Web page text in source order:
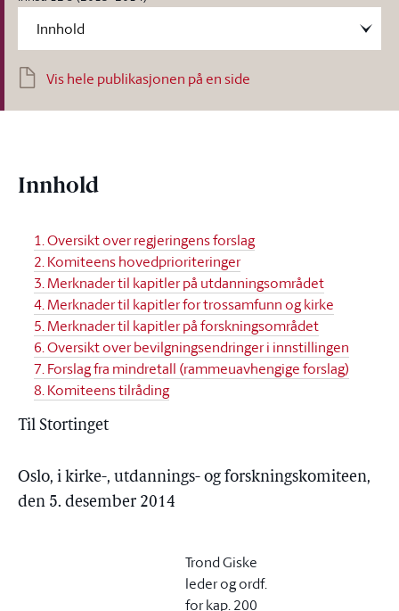
Vis hele publikasjonen på en side
Innhold
1. Oversikt over regjeringens forslag
2. Komiteens hovedprioriteringer
3. Merknader til kapitler på utdanningsområdet
4. Merknader til kapitler for trossamfunn og kirke
5. Merknader til kapitler på forskningsområdet
6. Oversikt over bevilgningsendringer i innstillingen
7. Forslag fra mindretall (rammeuavhengige forslag)
8. Komiteens tilråding
Til Stortinget
Oslo, i kirke-, utdannings- og forskningskomiteen,
den 5. desember 2014
Trond Giske
leder og ordf.
for kap. 200